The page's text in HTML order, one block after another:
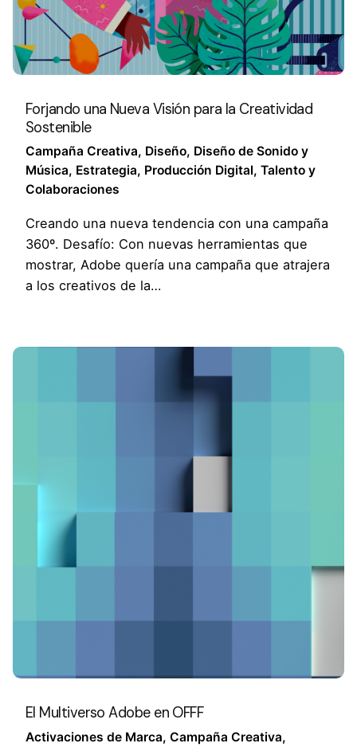
Forjando una Nueva Visión para la Creatividad
Sostenible
Campaña Creativa Diseño Diseño de Sonido y
Música Estrategia Producción Digital Talento y
Colaboraciones
Creando una nueva tendencia con una campaña
360º. Desafío: Con nuevas herramientas que
mostrar, Adobe quería una campaña que atrajera
a los creativos de la…
El Multiverso Adobe en OFFF
Activaciones de Marca Campaña Creativa